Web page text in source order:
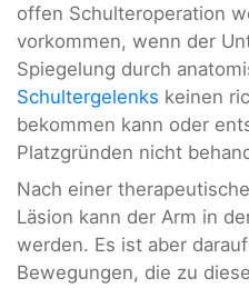
offen Schulteroperation
vorkommen, wenn der
Spiegelung durch
Schultergelenks keinen
bekommen kann oder
Platzgründen nicht
Nach einer
Läsion kann der Arm in
werden. Es ist aber
Bewegungen, die zu